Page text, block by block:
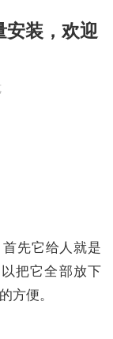
安装，欢迎
先它给人就是
把它全部放下
方便。